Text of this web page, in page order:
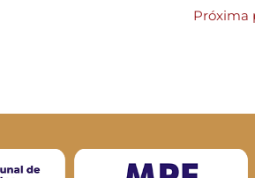
Próxima